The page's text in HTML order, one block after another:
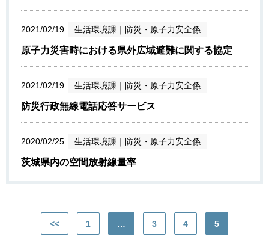
2021/02/19 生活環境課 ｜ 防災・原子力安全係
原子力災害時における県外広域避難に関する協定
2021/02/19 生活環境課 ｜ 防災・原子力安全係
防災行政無線電話応答サービス
2020/02/25 生活環境課 ｜ 防災・原子力安全係
茨城県内の空間放射線量率
<< 1 … 3 4 5